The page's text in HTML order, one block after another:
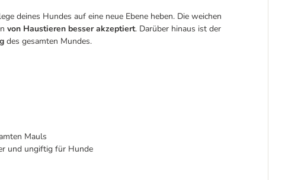
deines Hundes auf eine neue Ebene heben. Die weichen
von Haustieren besser akzeptiert. Darüber hinaus ist der
des gesamten Mundes.
Mauls
und ungiftig für Hunde